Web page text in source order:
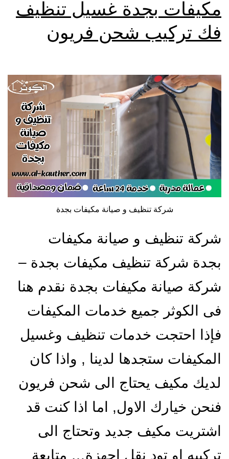
مكيفات بجدة غسيل تنظيف
فك تركيب شحن فريون
شركة تنظيف و صيانة مكيفات بجدة
شركة تنظيف و صيانة مكيفات
بجدة شركة تنظيف مكيفات بجدة –
شركة صيانة مكيفات بجدة نقدم هنا
فى الكوثر جميع خدمات المكيفات
فإذا احتجت خدمات تنظيف وغسيل
المكيفات ستجدها لدينا , واذا كان
لديك مكيف يحتاج الى شحن فريون
فنحن خيارك الاول, اما اذا كنت قد
اشتريت مكيف جديد وتحتاج الى
تركيبه او تود نقل اجهزة… متابعة